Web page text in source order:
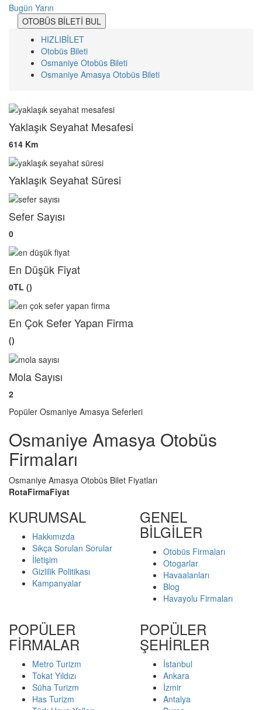
Bugün Yarın
OTOBÜS BİLETİ BUL
HIZLIBİLET
Otobüs Bileti
Osmaniye Otobüs Bileti
Osmaniye Amasya Otobüs Bileti
Yaklaşık Seyahat Mesafesi
614 Km
Yaklaşık Seyahat Süresi
Sefer Sayısı
0
En Düşük Fiyat
0TL ()
En Çok Sefer Yapan Firma
()
Mola Sayısı
2
Popüler Osmaniye Amasya Seferleri
Osmaniye Amasya Otobüs
Firmaları
Osmaniye Amasya Otobüs Bilet Fiyatları
RotaFirmaFiyat
KURUMSAL
Hakkımızda
Sıkça Sorulan Sorular
İletişim
Gizlilik Politikası
Kampanyalar
GENEL
BİLGİLER
Otobüs Firmaları
Otogarlar
Havaalanları
Blog
Havayolu Firmaları
POPÜLER
FİRMALAR
Metro Turizm
Tokat Yıldızı
Süha Turizm
Has Turizm
POPÜLER
ŞEHİRLER
İstanbul
Ankara
İzmir
Antalya